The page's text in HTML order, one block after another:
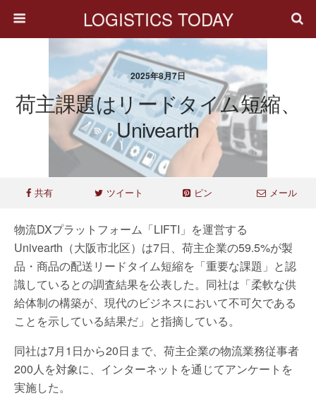
LOGISTICS TODAY
2025年8月7日
荷主課題はリードタイム短縮、
Univearth
共有 ツイート ピン メール
物流DXプラットフォーム「LIFTI」を運営する
Univearth（大阪市北区）は7日、荷主企業の59.5%が製
品・商品の配送リードタイム短縮を「重要な課題」と認
識しているとの調査結果を公表した。同社は「柔軟な供
給体制の構築が、現代のビジネスにおいて不可欠である
ことを示している結果だ」と指摘している。
同社は7月1日から20日まで、荷主企業の物流業務従事者
200人を対象に、インターネットを通じてアンケートを
実施した。